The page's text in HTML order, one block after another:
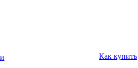
Как купить